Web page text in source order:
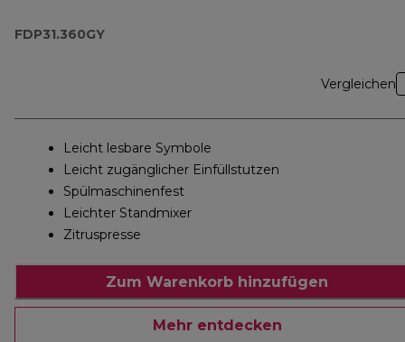
und Standmixer
FDP31.360GY
Vergleichen
Leicht lesbare Symbole
Leicht zugänglicher Einfüllstutzen
Spülmaschinenfest
Leichter Standmixer
Zitruspresse
Zum Warenkorb hinzufügen
Mehr entdecken